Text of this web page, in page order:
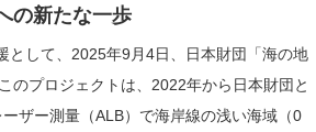
の新たな一歩
して、2025年9月4日、日本財団「海の地
のプロジェクトは、2022年から日本財団と
ザー測量（ALB）で海岸線の浅い海域（0